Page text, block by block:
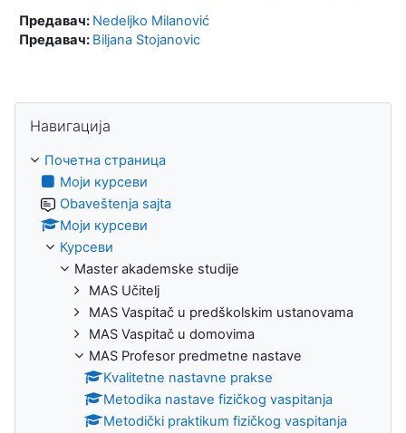
Предавач: Nedeljko Milanović
Предавач: Biljana Stojanovic
Навигација
Почетна страница
Моји курсеви
Obaveštenja sajta
Моји курсеви
Курсеви
Master akademske studije
MAS Učitelj
MAS Vaspitač u predškolskim ustanovama
MAS Vaspitač u domovima
MAS Profesor predmetne nastave
Kvalitetne nastavne prakse
Metodika nastave fizičkog vaspitanja
Metodički praktikum fizičkog vaspitanja